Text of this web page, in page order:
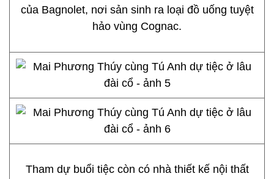
của Bagnolet, nơi sản sinh ra loại đồ uống tuyệt
hảo vùng Cognac.
Tham dự buổi tiệc còn có nhà thiết kế nội thất